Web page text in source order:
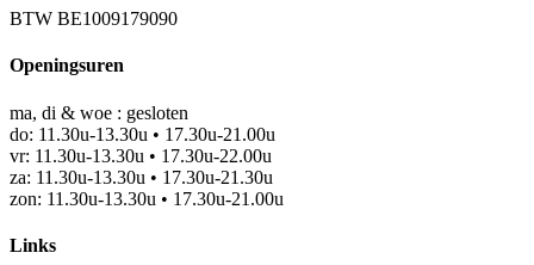
BTW BE1009179090
Openingsuren
ma, di & woe : gesloten
do: 11.30u-13.30u • 17.30u-21.00u
vr: 11.30u-13.30u • 17.30u-22.00u
za: 11.30u-13.30u • 17.30u-21.30u
zon: 11.30u-13.30u • 17.30u-21.00u
Links